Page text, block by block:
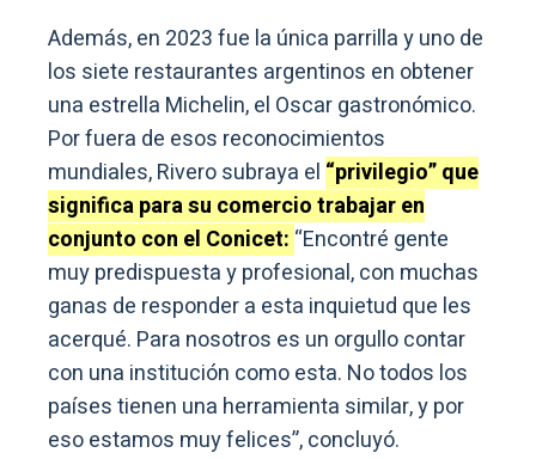
Además, en 2023 fue la única parrilla y uno de
los siete restaurantes argentinos en obtener
una estrella Michelin, el Oscar gastronómico.
Por fuera de esos reconocimientos
mundiales, Rivero subraya el “privilegio” que
significa para su comercio trabajar en
conjunto con el Conicet: “Encontré gente
muy predispuesta y profesional, con muchas
ganas de responder a esta inquietud que les
acerqué. Para nosotros es un orgullo contar
con una institución como esta. No todos los
países tienen una herramienta similar, y por
eso estamos muy felices”, concluyó.